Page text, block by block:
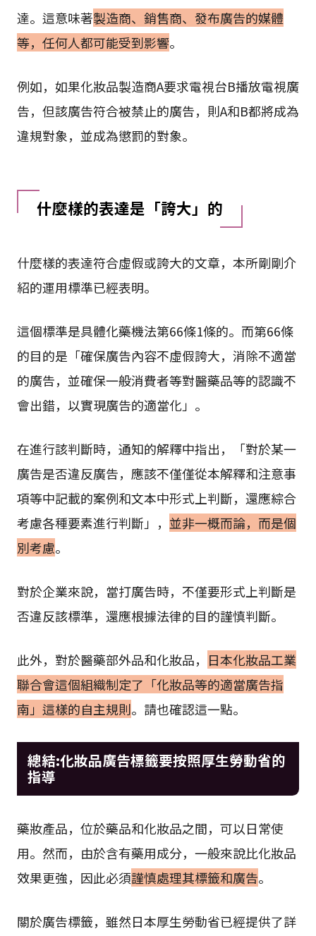
達。這意味著製造商、銷售商、發布廣告的媒體
等，任何人都可能受到影響。
例如，如果化妝品製造商A要求電視台B播放電視廣
告，但該廣告符合被禁止的廣告，則A和B都將成為
違規對象，並成為懲罰的對象。
什麼樣的表達是「誇大」的
什麼樣的表達符合虛假或誇大的文章，本所剛剛介
紹的運用標準已經表明。
這個標準是具體化藥機法第66條1條的。而第66條
的目的是「確保廣告內容不虛假誇大，消除不適當
的廣告，並確保一般消費者等對醫藥品等的認識不
會出錯，以實現廣告的適當化」。
在進行該判斷時，通知的解釋中指出，「對於某一
廣告是否違反廣告，應該不僅僅從本解釋和注意事
項等中記載的案例和文本中形式上判斷，還應綜合
考慮各種要素進行判斷」， 並非一概而論，而是個
別考慮。
對於企業來說，當打廣告時，不僅要形式上判斷是
否違反該標準，還應根據法律的目的謹慎判斷。
此外，對於醫藥部外品和化妝品， 日本化妝品工業
聯合會這個組織制定了「化妝品等的適當廣告指
南」這樣的自主規則。請也確認這一點。
總結:化妝品廣告標籤要按照厚生勞動省的
指導
藥妝產品，位於藥品和化妝品之間，可以日常使
用。然而，由於含有藥用成分，一般來說比化妝品
效果更強，因此必須謹慎處理其標籤和廣告。
關於廣告標籤，雖然日本厚生勞動省已經提供了詳